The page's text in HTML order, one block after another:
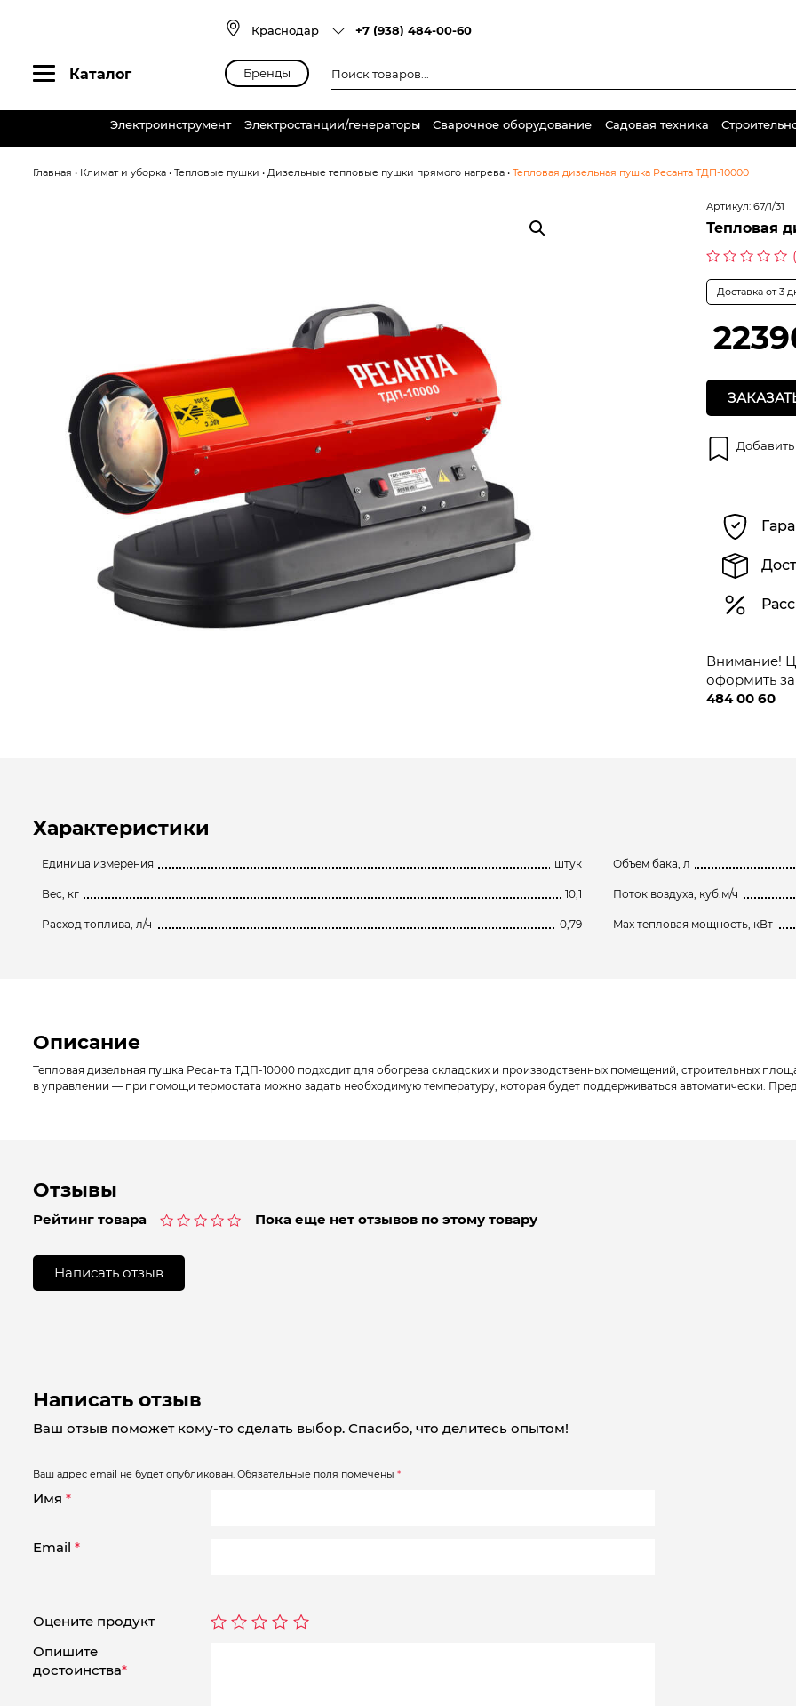
Краснодар +7 (938) 484-00-60
Каталог Бренды товаров
Электроинструмент Электростанции/генераторы Сварочное оборудование Садовая техника
Главная • Климат и уборка • Тепловые пушки • Дизельные тепловые пушки прямого нагрева • Тепловая дизельная пушка Ресанта ТДП-10000
Артикул:67/1/31
Тепловая
0
из
Доставка от 3
Внимание!
оформить
484 00 60
Характеристики
Единица измерения штук
Вес, кг 10,1
Расход топлива, л/ч 0,79
Объем бака, л
Поток воздуха, куб.м/ч
Max тепловая мощность, кВт
Описание
Тепловая дизельная пушка Ресанта ТДП-10000 подходит для обогрева складских и производственных помещений, строительных
в управлении — при помощи термостата можно задать необходимую температуру, которая будет поддерживаться автоматически.
Отзывы
Рейтинг товара
0
5
Пока еще нет отзывов по этому товару
Написать отзыв
Написать отзыв
Ваш отзыв поможет кому-то сделать выбор. Спасибо, что делитесь опытом!
Ваш адрес email не будет опубликован. Обязательные поля помечены *
Имя *
Email *
Оцените продукт
Опишите
достоинства*